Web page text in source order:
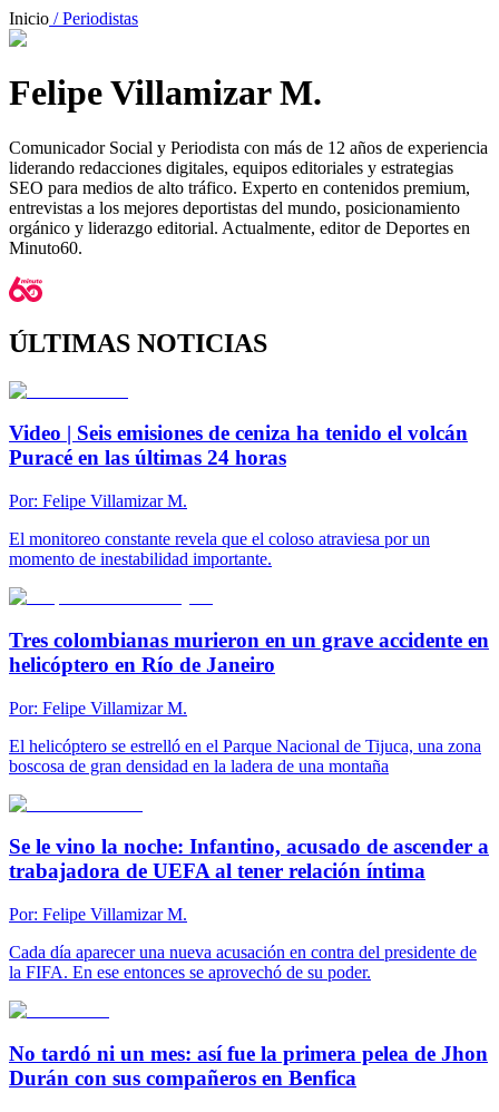
Inicio / Periodistas
Felipe Villamizar M.
Comunicador Social y Periodista con más de 12 años de experiencia
liderando redacciones digitales, equipos editoriales y estrategias
SEO para medios de alto tráfico. Experto en contenidos premium,
entrevistas a los mejores deportistas del mundo, posicionamiento
orgánico y liderazgo editorial. Actualmente, editor de Deportes en
Minuto60.
ÚLTIMAS NOTICIAS
Video | Seis emisiones de ceniza ha tenido el volcán
Puracé en las últimas 24 horas
Por: Felipe Villamizar M.
El monitoreo constante revela que el coloso atraviesa por un
momento de inestabilidad importante.
Tres colombianas murieron en un grave accidente en
helicóptero en Río de Janeiro
Por: Felipe Villamizar M.
El helicóptero se estrelló en el Parque Nacional de Tijuca, una zona
boscosa de gran densidad en la ladera de una montaña
Se le vino la noche: Infantino, acusado de ascender a
trabajadora de UEFA al tener relación íntima
Por: Felipe Villamizar M.
Cada día aparecer una nueva acusación en contra del presidente de
la FIFA. En ese entonces se aprovechó de su poder.
No tardó ni un mes: así fue la primera pelea de Jhon
Durán con sus compañeros en Benfica